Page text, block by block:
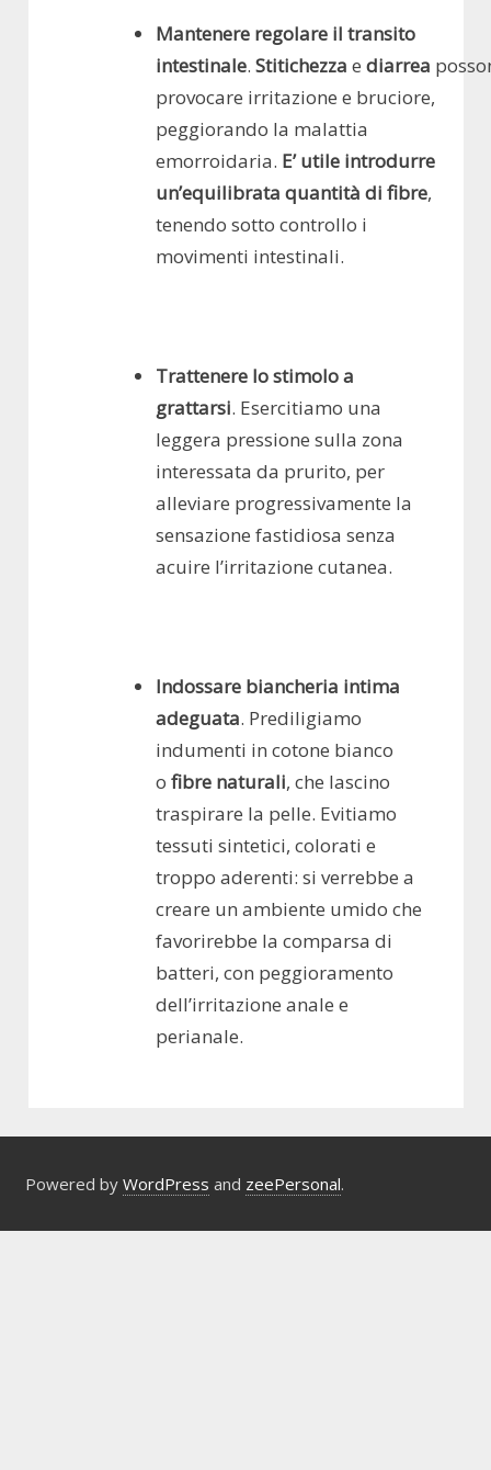
Mantenere regolare il transito
intestinale. Stitichezza e diarrea
provocare irritazione e bruciore,
peggiorando la malattia
emorroidaria. E’ utile introdurre
un’equilibrata quantità di fibre,
tenendo sotto controllo i
movimenti intestinali.
Trattenere lo stimolo a
grattarsi. Esercitiamo una
leggera pressione sulla zona
interessata da prurito, per
alleviare progressivamente la
sensazione fastidiosa senza
acuire l’irritazione cutanea.
Indossare biancheria intima
adeguata. Prediligiamo
indumenti in cotone bianco
o fibre naturali, che lascino
traspirare la pelle. Evitiamo
tessuti sintetici, colorati e
troppo aderenti: si verrebbe a
creare un ambiente umido che
favorirebbe la comparsa di
batteri, con peggioramento
dell’irritazione anale e
perianale.
Powered by WordPress and zeePersonal.